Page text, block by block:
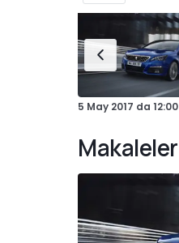
5 May 2017 da 12:00
Makaleler